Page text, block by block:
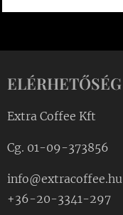
ELÉRHETŐSÉG
Extra Coffee Kft
Cg. 01-09-373856
info@extracoffee.hu
+36-20-3341-297